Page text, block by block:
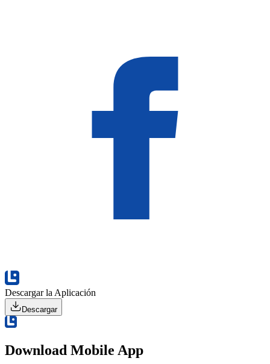
Descargar la Aplicación
Descargar
Download Mobile App